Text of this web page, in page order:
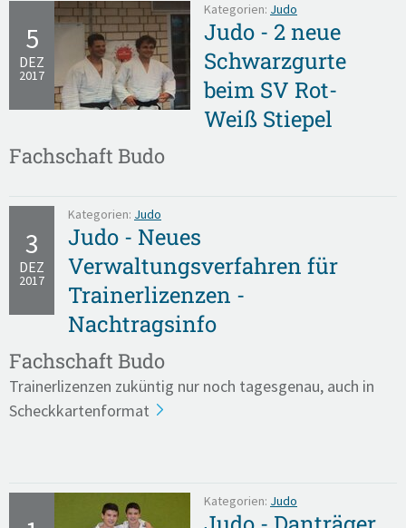
5
DEZ
2017
Kategorien: Judo
Judo - 2 neue
Schwarzgurte
beim SV Rot-
Weiß Stiepel
Fachschaft Budo
3
DEZ
2017
Kategorien: Judo
Judo - Neues
Verwaltungsverfahren für
Trainerlizenzen -
Nachtragsinfo
Fachschaft Budo
Trainerlizenzen zuküntig nur noch tagesgenau, auch in
Scheckkartenformat
Kategorien: Judo